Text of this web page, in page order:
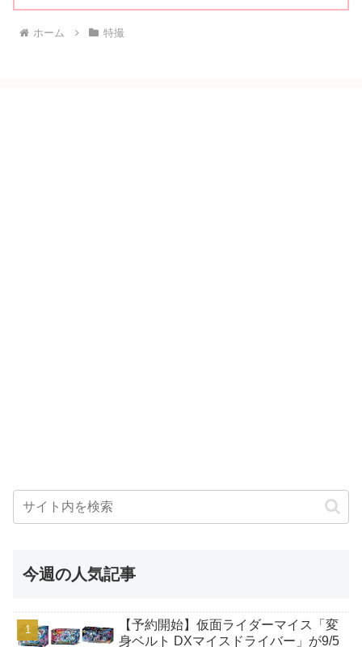
ホーム 特撮
今週の人気記事
【予約開始】仮面ライダーマイス「変
身ベルト DXマイスドライバー」が9/5